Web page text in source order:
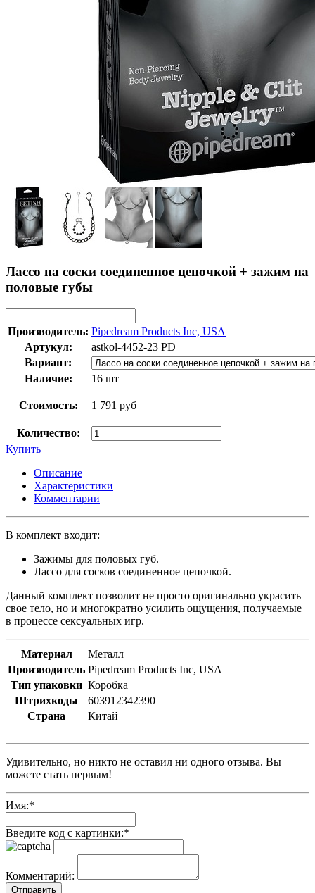
Лассо на соски соединенное цепочкой + зажим на
половые губы
Производитель: Pipedream Products Inc, USA
Артукул:
astkol-4452-23 PD
Вариант:
Наличие:
16 шт
Стоимость: 1 791 руб
Количество:
Купить
Описание
Характеристики
Комментарии
В комплект входит:
Зажимы для половых губ.
Лассо для сосков соединенное цепочкой.
Данный комплект позволит не просто оригинально украсить
свое тело, но и многократно усилить ощущения, получаемые
в процессе сексуальных игр.
Материал
Металл
Производитель Pipedream Products Inc, USA
Тип упаковки Коробка
Штрихкоды
603912342390
Страна
Китай
Удивительно, но никто не оставил ни одного отзыва. Вы
можете стать первым!
Имя:*
Введите код с картинки:*
Комментарий: